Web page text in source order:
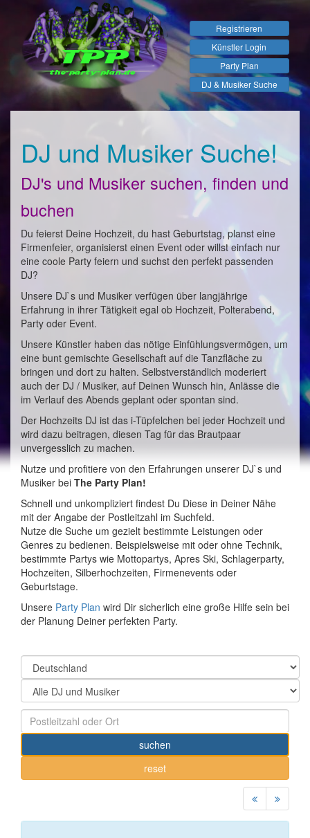
Registrieren
Künstler Login
Party Plan
DJ & Musiker Suche
DJ und Musiker Suche!
DJ's und Musiker suchen, finden und
buchen
Du feierst Deine Hochzeit, du hast Geburtstag, planst eine
Firmenfeier, organisierst einen Event oder willst einfach nur
eine coole Party feiern und suchst den perfekt passenden
DJ?
Unsere DJ`s und Musiker verfügen über langjährige
Erfahrung in ihrer Tätigkeit egal ob Hochzeit, Polterabend,
Party oder Event.
Unsere Künstler haben das nötige Einfühlungsvermögen, um
eine bunt gemischte Gesellschaft auf die Tanzfläche zu
bringen und dort zu halten. Selbstverständlich moderiert
auch der DJ / Musiker, auf Deinen Wunsch hin, Anlässe die
im Verlauf des Abends geplant oder spontan sind.
Der Hochzeits DJ ist das i-Tüpfelchen bei jeder Hochzeit und
wird dazu beitragen, diesen Tag für das Brautpaar
unvergesslich zu machen.
Nutze und profitiere von den Erfahrungen unserer DJ`s und
Musiker bei The Party Plan!
Schnell und unkompliziert findest Du Diese in Deiner Nähe
mit der Angabe der Postleitzahl im Suchfeld.
Nutze die Suche um gezielt bestimmte Leistungen oder
Genres zu bedienen. Beispielsweise mit oder ohne Technik,
bestimmte Partys wie Mottopartys, Apres Ski, Schlagerparty,
Hochzeiten, Silberhochzeiten, Firmenevents oder
Geburtstage.
Unsere Party Plan wird Dir sicherlich eine große Hilfe sein bei
der Planung Deiner perfekten Party.
suchen
reset